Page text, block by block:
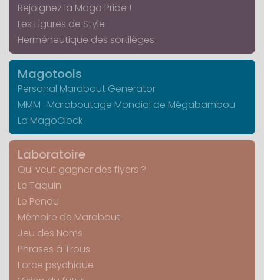
Rejoignez la Mago Pride !
Les Figures de Style
Herméneutique des sortilèges
Magotools
Personal Marabout Generator
MMM : Maraboutage Mondial de Mégabambou
La MagoClock
Laboratoire
Qui veut gagner des flyers ?
Le Taquin
Le Pendu
Mémoire de Marabout
Jeu des Noms
Phrases à Trous
Force psychique